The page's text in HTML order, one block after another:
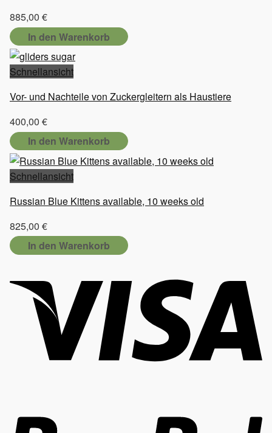
885,00 €
In den Warenkorb
Schnellansicht
Vor- und Nachteile von Zuckergleitern als Haustiere
400,00 €
In den Warenkorb
Schnellansicht
Russian Blue Kittens available, 10 weeks old
825,00 €
In den Warenkorb